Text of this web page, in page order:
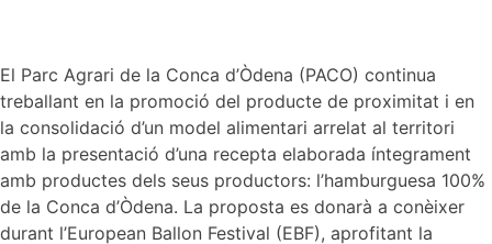
El Parc Agrari de la Conca d’Òdena (PACO) continua
treballant en la promoció del producte de proximitat i en
la consolidació d’un model alimentari arrelat al territori
amb la presentació d’una recepta elaborada íntegrament
amb productes dels seus productors: l’hamburguesa 100%
de la Conca d’Òdena. La proposta es donarà a conèixer
durant l’European Ballon Festival (EBF), aprofitant la